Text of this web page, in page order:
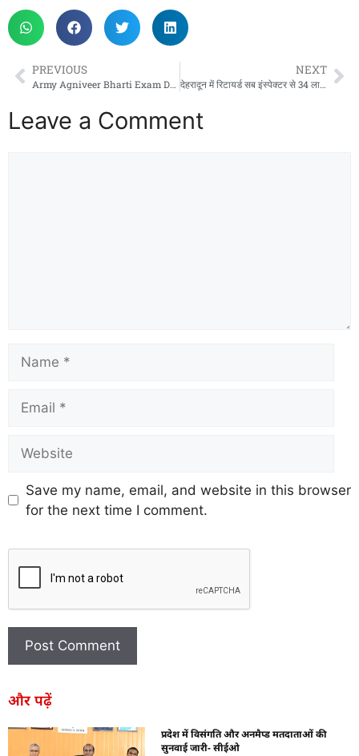
PREVIOUS
Army Agniveer Bharti Exam Date घोषित: 1 से 12 जून तक होगी ऑनलाइन परीक्षा
NEXT
देहरादून में रिटायर्ड सब इंस्पेक्टर से 34 लाख की ठगी, आढ़ती समेत चार पर मुकदमा
Leave a Comment
Save my name, email, and website in this browser
for the next time I comment.
और पढ़ें
प्रदेश में विसंगति और अनमैप्ड मतदाताओं की
सुनवाई जारी- सीईओ